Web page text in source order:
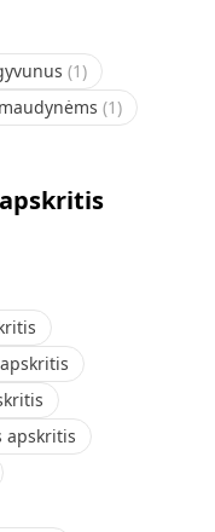
(1)
(1)
apskritis